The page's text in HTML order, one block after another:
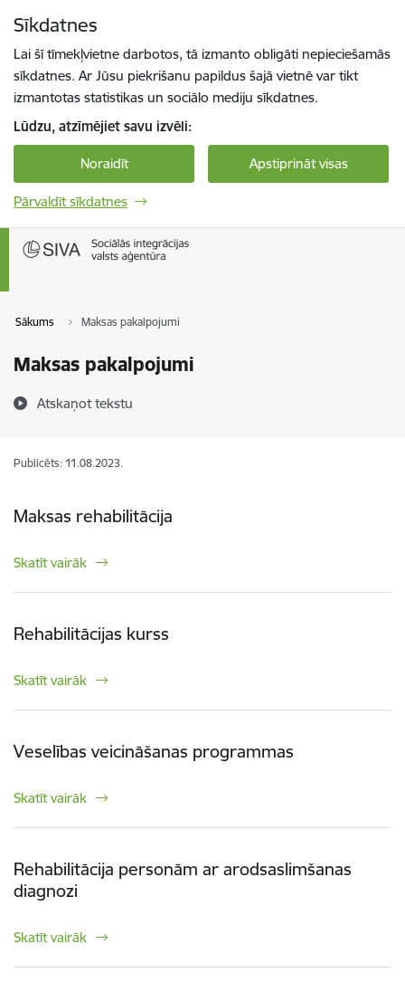
Sīkdatnes
Lai šī tīmekļvietne darbotos, tā izmanto obligāti nepieciešamās
sīkdatnes. Ar Jūsu piekrišanu papildus šajā vietnē var tikt
izmantotas statistikas un sociālo mediju sīkdatnes.
Lūdzu, atzīmējiet savu izvēli:
Noraidīt Apstiprināt visas
Pārvaldīt sīkdatnes
Sākums Maksas pakalpojumi
Maksas pakalpojumi
Atskaņot tekstu
Publicēts: 11.08.2023.
Maksas rehabilitācija
Skatīt vairāk
Rehabilitācijas kurss
Skatīt vairāk
Veselības veicināšanas programmas
Skatīt vairāk
Rehabilitācija personām ar arodsaslimšanas
diagnozi
Skatīt vairāk